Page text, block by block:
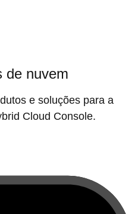
de nuvem
e soluções para a
Cloud Console.